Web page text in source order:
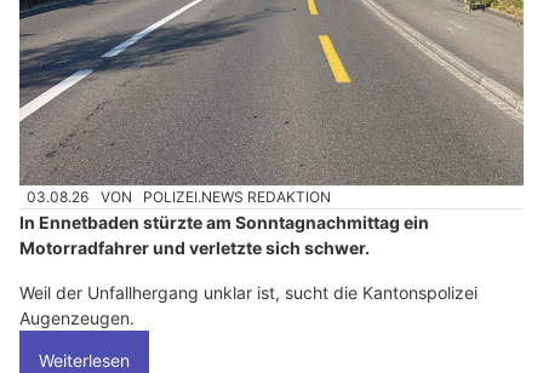
03.08.26 VON POLIZEI.NEWS REDAKTION
In Ennetbaden stürzte am Sonntagnachmittag ein
Motorradfahrer und verletzte sich schwer.
Weil der Unfallhergang unklar ist, sucht die Kantonspolizei
Augenzeugen.
Weiterlesen